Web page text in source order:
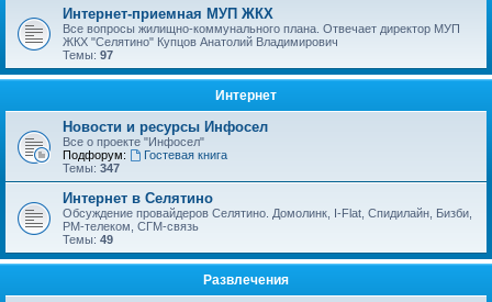
Интернет-приемная МУП ЖКХ
Все вопросы жилищно-коммунального плана. Отвечает директор МУП
ЖКХ "Селятино" Купцов Анатолий Владимирович
Темы: 97
Интернет
Новости и ресурсы Инфосел
Все о проекте "Инфосел"
Подфорум:
Гостевая книга
Темы: 347
Интернет в Селятино
Обсуждение провайдеров Селятино. Домолинк, I-Flat, Спидилайн, Бизби,
РМ-телеком, СГМ-связь
Темы: 49
Развлечения